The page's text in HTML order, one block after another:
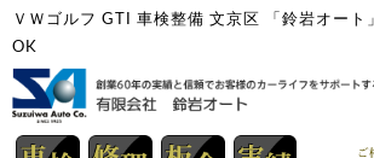
ＶＷゴルフ GTI 車検整備 文京区 「鈴岩オート
OK